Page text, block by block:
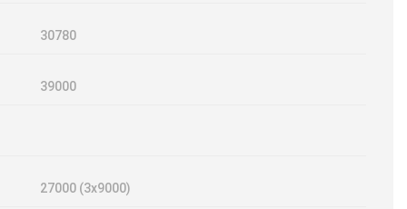
30780
39000
27000 (3х9000)